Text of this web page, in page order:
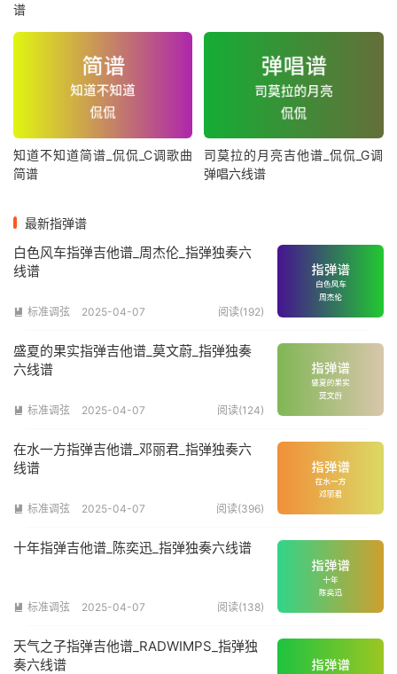
谱
知道不知道简谱_侃侃_C调歌曲
简谱
司莫拉的月亮吉他谱_侃侃_G调
弹唱六线谱
最新指弹谱
白色风车指弹吉他谱_周杰伦_指弹独奏六
线谱
 标准调弦 2025-04-07 阅读(192)
盛夏的果实指弹吉他谱_莫文蔚_指弹独奏
六线谱
 标准调弦 2025-04-07 阅读(124)
在水一方指弹吉他谱_邓丽君_指弹独奏六
线谱
 标准调弦 2025-04-07 阅读(396)
十年指弹吉他谱_陈奕迅_指弹独奏六线谱
 标准调弦 2025-04-07 阅读(138)
天气之子指弹吉他谱_RADWIMPS_指弹独
奏六线谱